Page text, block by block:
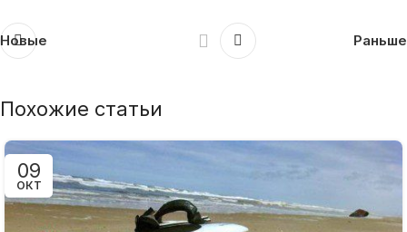
Новые Раньше
Похожие статьи
09
ОКТ